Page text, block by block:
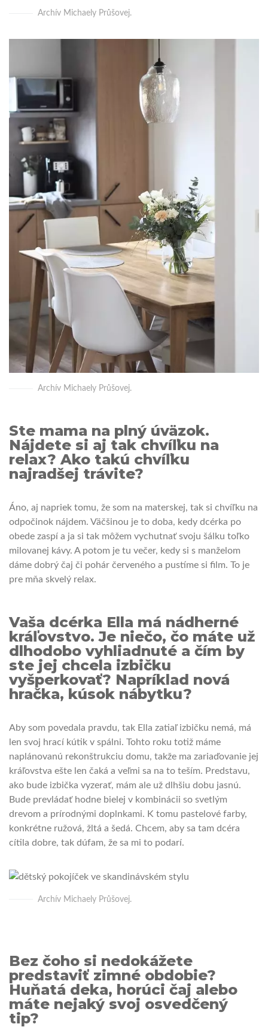
Archív Michaely Průšovej.
Archív Michaely Průšovej.
Ste mama na plný úväzok.
Nájdete si aj tak chvíľku na
relax? Ako takú chvíľku
najradšej trávite?
Áno, aj napriek tomu, že som na materskej, tak si chvíľku na
odpočinok nájdem. Väčšinou je to doba, kedy dcérka po
obede zaspí a ja si tak môžem vychutnať svoju šálku toľko
milovanej kávy. A potom je tu večer, kedy si s manželom
dáme dobrý čaj či pohár červeného a pustíme si film. To je
pre mňa skvelý relax.
Vaša dcérka Ella má nádherné
kráľovstvo. Je niečo, čo máte už
dlhodobo vyhliadnuté a čím by
ste jej chcela izbičku
vyšperkovať? Napríklad nová
hračka, kúsok nábytku?
Aby som povedala pravdu, tak Ella zatiaľ izbičku nemá, má
len svoj hrací kútik v spálni. Tohto roku totiž máme
naplánovanú rekonštrukciu domu, takže ma zariaďovanie jej
kráľovstva ešte len čaká a veľmi sa na to teším. Predstavu,
ako bude izbička vyzerať, mám ale už dlhšiu dobu jasnú.
Bude prevládať hodne bielej v kombinácii so svetlým
drevom a prírodnými doplnkami. K tomu pastelové farby,
konkrétne ružová, žltá a šedá. Chcem, aby sa tam dcéra
cítila dobre, tak dúfam, že sa mi to podarí.
Archív Michaely Průšovej.
Bez čoho si nedokážete
predstaviť zimné obdobie?
Huňatá deka, horúci čaj alebo
máte nejaký svoj osvedčený
tip?